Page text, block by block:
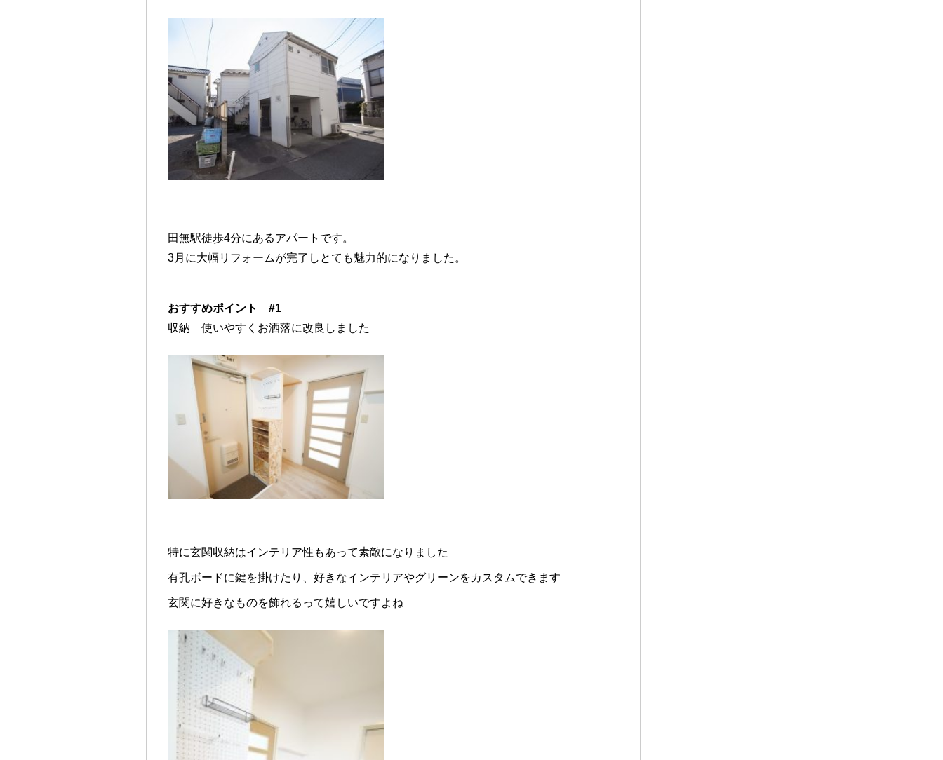
田無駅徒歩4分にあるアパートです。
3月に大幅リフォームが完了しとても魅力的になりました。
おすすめポイント #1
収納 使いやすくお洒落に改良しました
特に玄関収納はインテリア性もあって素敵になりました
有孔ボードに鍵を掛けたり、好きなインテリアやグリーンをカスタムできます
玄関に好きなものを飾れるって嬉しいですよね